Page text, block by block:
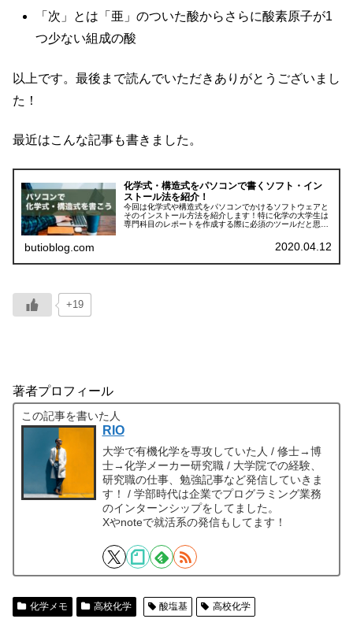
「次」とは「亜」のついた酸からさらに酸素原子が1
つ少ない組成の酸
以上です。最後まで読んでいただきありがとうございまし
た！
最近はこんな記事も書きました。
化学式・構造式をパソコンで書くソフト・イン
ストール法を紹介！
今回は化学式や構造式をパソコンでかけるソフトウェアと
そのインストール方法を紹介します！特に化学の大学生は
専門科目のレポートを作成する際に必須のツールだと思い
butioblog.com 2020.04.12
+19
著者プロフィール
この記事を書いた人
RIO
大学で有機化学を専攻していた人 / 修士→博
士→化学メーカー研究職 / 大学院での経験、
研究職の仕事、勉強記事など発信していきま
す！ / 学部時代は企業でプログラミング業務
のインターンシップをしてました。
Xやnoteで就活系の発信もしてます！
化学メモ 高校化学 酸塩基 高校化学